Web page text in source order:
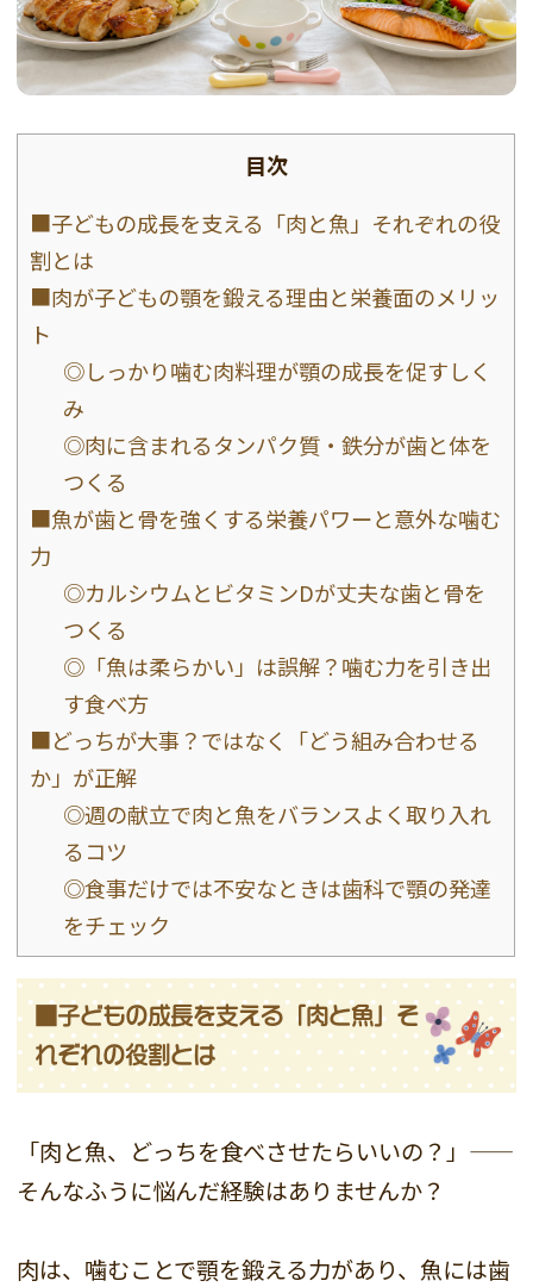
目次
■子どもの成長を支える「肉と魚」それぞれの役
割とは
■肉が子どもの顎を鍛える理由と栄養面のメリッ
ト
◎しっかり噛む肉料理が顎の成長を促すしく
み
◎肉に含まれるタンパク質・鉄分が歯と体を
つくる
■魚が歯と骨を強くする栄養パワーと意外な噛む
力
◎カルシウムとビタミンDが丈夫な歯と骨を
つくる
◎「魚は柔らかい」は誤解？噛む力を引き出
す食べ方
■どっちが大事？ではなく「どう組み合わせる
か」が正解
◎週の献立で肉と魚をバランスよく取り入れ
るコツ
◎食事だけでは不安なときは歯科で顎の発達
をチェック
■子どもの成長を支える「肉と魚」そ
れぞれの役割とは
「肉と魚、どっちを食べさせたらいいの？」——
そんなふうに悩んだ経験はありませんか？
肉は、噛むことで顎を鍛える力があり、魚には歯